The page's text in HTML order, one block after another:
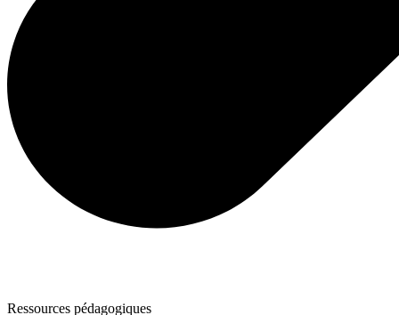
Ressources pédagogiques